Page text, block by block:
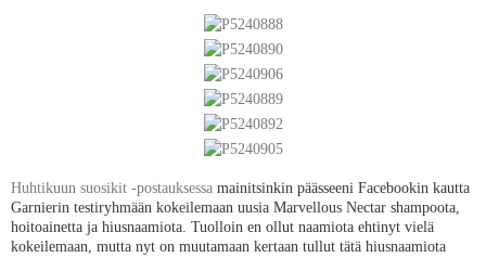
Huhtikuun suosikit -postauksessa mainitsinkin päässeeni Facebookin kautta
Garnierin testiryhmään kokeilemaan uusia Marvellous Nectar shampoota,
hoitoainetta ja hiusnaamiota. Tuolloin en ollut naamiota ehtinyt vielä
kokeilemaan, mutta nyt on muutamaan kertaan tullut tätä hiusnaamiota